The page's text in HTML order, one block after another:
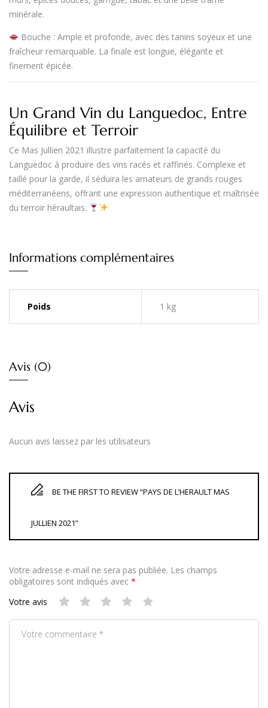
minérale.
Bouche : Ample et profonde, avec des tanins soyeux et une
fraîcheur remarquable. La finale est longue, élégante et
finement épicée.
Un Grand Vin du Languedoc, Entre
Équilibre et Terroir
Ce Mas Jullien 2021 illustre parfaitement la capacité du
Languedoc à produire des vins racés et raffinés. Complexe et
taillé pour la garde, il séduira les amateurs de grands rouges
méditerranéens, offrant une expression authentique et maîtrisée
du terroir héraultais.
Informations complémentaires
Poids 1 kg
Avis (0)
Avis
Aucun avis laissez par les utilisateurs
BE THE FIRST TO REVIEW “PAYS DE L’HERAULT MAS
JULLIEN 2021”
Votre adresse e-mail ne sera pas publiée. Les champs
obligatoires sont indiqués avec *
Votre avis